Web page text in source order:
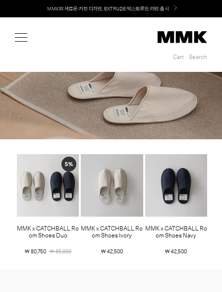
MMK의 새로운 키친 디자인, EXTRUDE 익스트루드 라인 출시
LG 가전과 MMK 키친의 만남. 지금 바로 확인해보세요.
Cart Search
5%
MMK x CATCHBALL Ro
om Shoes Duo
￦ 80,750 ￦ 85,000
MMK x CATCHBALL Ro
om Shoes Ivory
￦ 42,500
MMK x CATCHBALL Ro
om Shoes Navy
￦ 42,500